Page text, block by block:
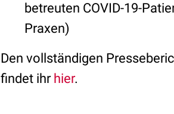
betreuten COVID-19-
Praxen)
Den vollständigen
findet ihr hier.